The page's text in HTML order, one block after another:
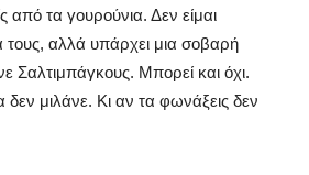
από τα γουρούνια. Δεν είμαι
τους, αλλά υπάρχει μια σοβαρή
Σαλτιμπάγκους. Μπορεί και όχι.
δεν μιλάνε. Κι αν τα φωνάξεις δεν